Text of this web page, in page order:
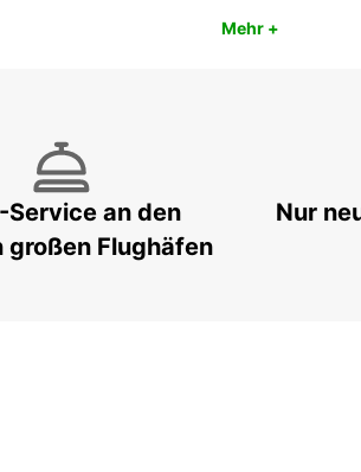
Mehr +
an den
großen Flughäfen
Nur